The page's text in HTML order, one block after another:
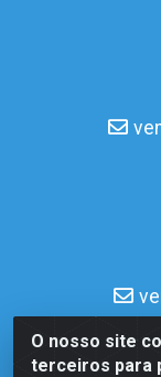
O nosso site
terceiros para
Casa Norte